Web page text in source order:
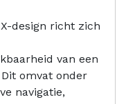
design richt zich
van een
omvat onder
navigatie,